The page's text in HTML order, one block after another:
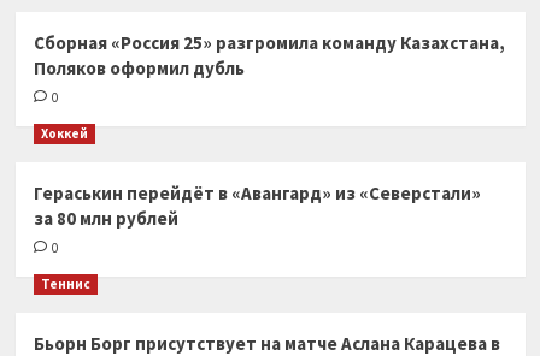
Сборная «Россия 25» разгромила команду Казахстана,
Поляков оформил дубль
0
Хоккей
Гераськин перейдёт в «Авангард» из «Северстали»
за 80 млн рублей
0
Теннис
Бьорн Борг присутствует на матче Аслана Карацева в